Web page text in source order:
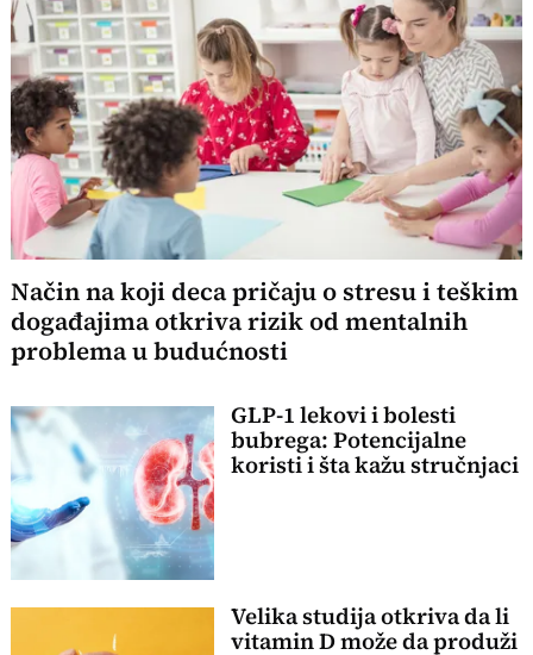
Način na koji deca pričaju o stresu i teškim
događajima otkriva rizik od mentalnih
problema u budućnosti
GLP-1 lekovi i bolesti
bubrega: Potencijalne
koristi i šta kažu stručnjaci
Velika studija otkriva da li
vitamin D može da produži